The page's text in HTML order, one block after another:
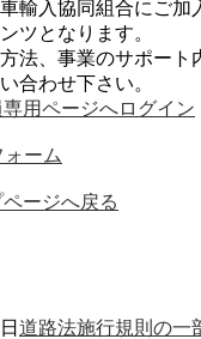
輸入協同組合にご加
ツとなります。
法、事業のサポート
い合わせ下さい。
用ページへログイン
ーム
ージへ戻る
道路法施行規則の一